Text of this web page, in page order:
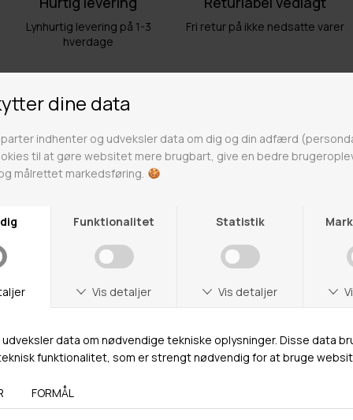
Lynhurtig levering på 1-3
hverdage
Fri retur på ikke nedsatte varer
Gratis til GLS & DAO pakkeshop
Alle hverdage på lager i
Odense
Butikker
Adresse